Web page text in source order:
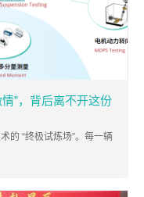
”，背后离不开这份
的 “终极试炼场”。每一辆